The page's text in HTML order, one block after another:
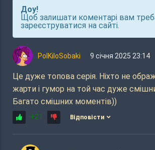
Доу!
Щоб залишати коментарі вам
зареєструватися на сайті.
PolKiloSobaki 9 січня 2025 23:14
Це дуже топова серія. Ніхто не
жарти і гумор на той час дуже
Багато смішних моментів))
+21 Відповісти